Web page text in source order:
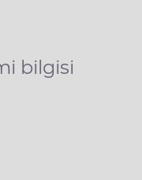
bilgisi